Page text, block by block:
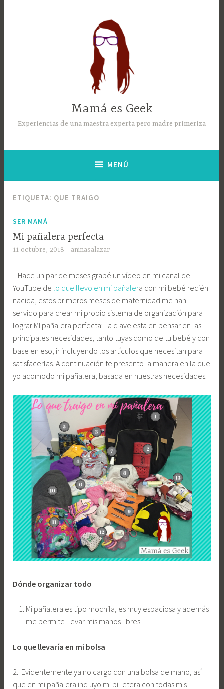
Mamá es Geek
Experiencias de una maestra experta pero madre primeriza
MENÚ
ETIQUETA: QUE TRAIGO
SER MAMÁ
Mi pañalera perfecta
11 octubre, 2018 aninasalazar
Hace un par de meses grabé un vídeo en mi canal de
YouTube de lo que llevo en mi pañalera con mi bebé recién
nacida, estos primeros meses de maternidad me han
servido para crear mi propio sistema de organización para
lograr MI pañalera perfecta: La clave esta en pensar en las
principales necesidades, tanto tuyas como de tu bebé y con
base en eso, ir incluyendo los artículos que necesitan para
satisfacerlas. A continuación te presento la manera en la que
yo acomodo mi pañalera, basada en nuestras necesidades:
Dónde organizar todo
Mi pañalera es tipo mochila, es muy espaciosa y además
me permite llevar mis manos libres.
Lo que llevaría en mi bolsa
2. Evidentemente ya no cargo con una bolsa de mano, así
que en mi pañalera incluyo mi billetera con todas mis